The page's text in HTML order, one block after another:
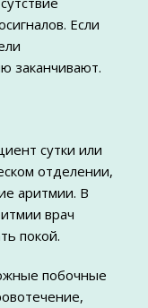
Если
заканчивают.
сутки или
отделении,
аритмии. В
врач
покой.
побочные